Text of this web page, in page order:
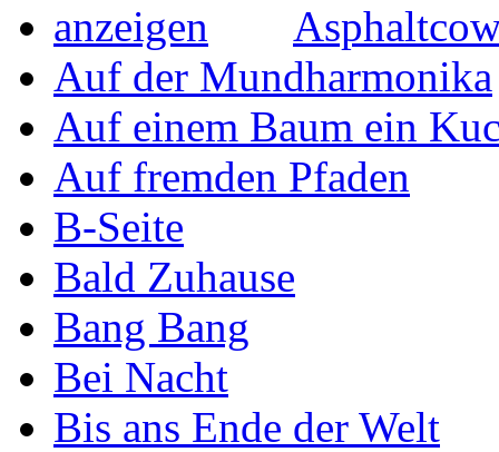
Auf der Mundharmonika
Auf einem Baum ein
Auf fremden Pfaden
B-Seite
Bald Zuhause
Bang Bang
Bei Nacht
Bis ans Ende der Welt